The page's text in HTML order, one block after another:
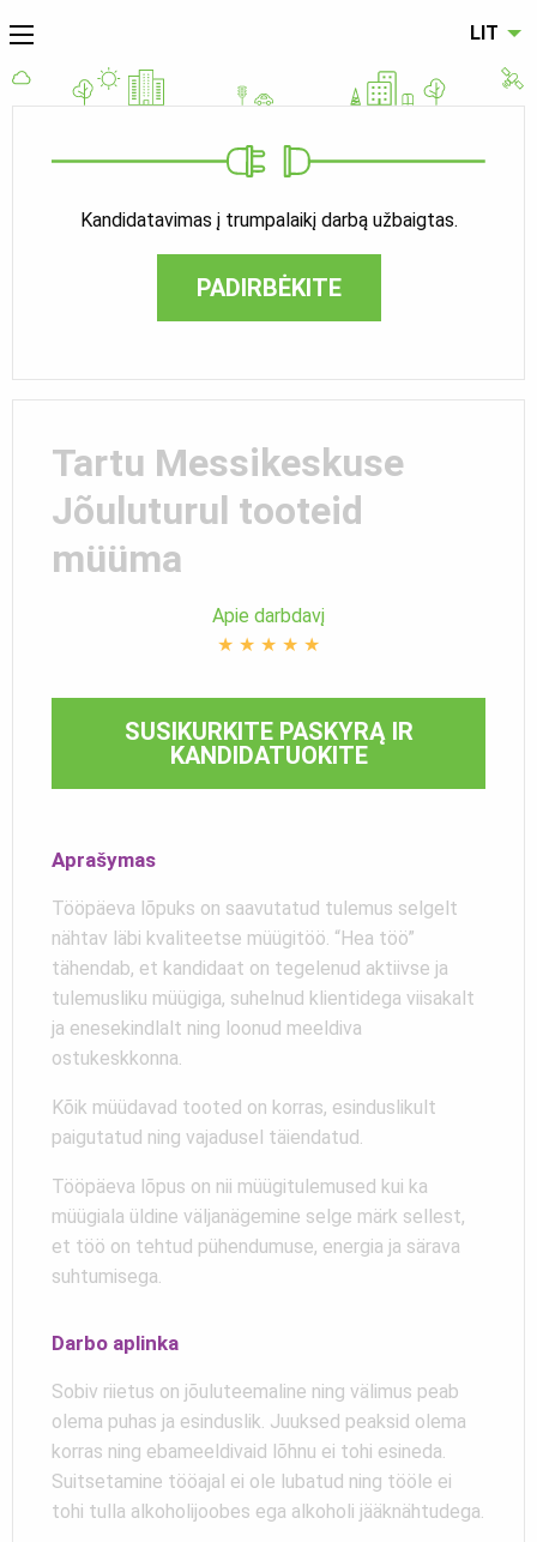
LIT
Kandidatavimas į trumpalaikį darbą užbaigtas.
PADIRBĖKITE
Tartu Messikeskuse
Jõuluturul tooteid
müüma
Apie darbdavį
★ ★ ★ ★ ★
SUSIKURKITE PASKYRĄ IR
KANDIDATUOKITE
Aprašymas
Tööpäeva lõpuks on saavutatud tulemus selgelt
nähtav läbi kvaliteetse müügitöö. “Hea töö”
tähendab, et kandidaat on tegelenud aktiivse ja
tulemusliku müügiga, suhelnud klientidega viisakalt
ja enesekindlalt ning loonud meeldiva
ostukeskkonna.
Kõik müüdavad tooted on korras, esinduslikult
paigutatud ning vajadusel täiendatud.
Tööpäeva lõpus on nii müügitulemused kui ka
müügiala üldine väljanägemine selge märk sellest,
et töö on tehtud pühendumuse, energia ja särava
suhtumisega.
Darbo aplinka
Sobiv riietus on jõuluteemaline ning välimus peab
olema puhas ja esinduslik. Juuksed peaksid olema
korras ning ebameeldivaid lõhnu ei tohi esineda.
Suitsetamine tööajal ei ole lubatud ning tööle ei
tohi tulla alkoholijoobes ega alkoholi jääknähtudega.